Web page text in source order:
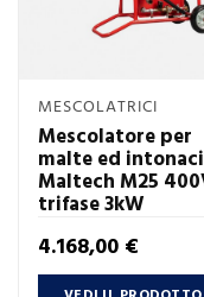
MESCOLATRICI
Mescolatore per
malte ed intonaci
Maltech M25
trifase 3kW
Prezzo
4.168,00 €